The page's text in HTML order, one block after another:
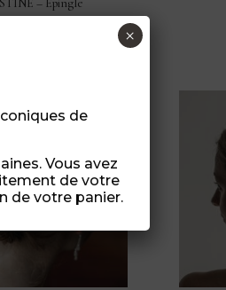
– Epingle
de
Vous avez
de votre
de votre panier.
×